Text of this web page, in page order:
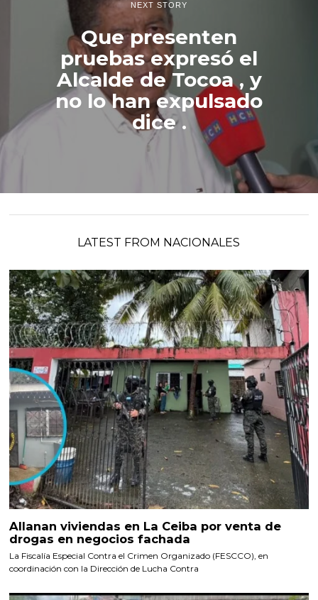
NEXT STORY
Que presenten
pruebas expresó el
Alcalde de Tocoa , y
no lo han expulsado
dice .
LATEST FROM NACIONALES
Allanan viviendas en La Ceiba por venta de
drogas en negocios fachada
La Fiscalía Especial Contra el Crimen Organizado (FESCCO), en
coordinación con la Dirección de Lucha Contra